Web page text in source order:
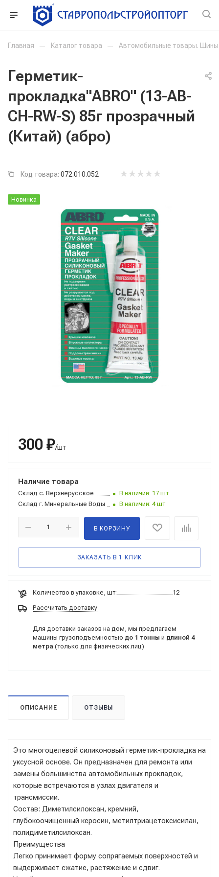
Главная — Каталог товара — Автомобильные товары. Шины
Герметик-
прокладка"ABRO" (13-AB-
CH-RW-S) 85г прозрачный
(Китай) (абро)
Код товара: 072.010.052
Новинка
300 ₽/шт
Наличие товара
Склад с. Верхнерусское
В наличии: 17 шт
Склад г. Минеральные Воды В наличии: 4 шт
В КОРЗИНУ
ЗАКАЗАТЬ В 1 КЛИК
Количество в упаковке, шт: 12
Рассчитать доставку
Для доставки заказов на дом, мы предлагаем
машины грузоподъемностью до 1 тонны и длиной 4
метра (только для физических лиц)
ОПИСАНИЕ ОТЗЫВЫ
Это многоцелевой силиконовый герметик-прокладка на
уксусной основе. Он предназначен для ремонта или
замены большинства автомобильных прокладок,
которые встречаются в узлах двигателя и
трансмиссии.
Состав: Диметилсилоксан, кремний,
глубокоочищенный керосин, метилтриацетоксисилан,
полидиметилсилоксан.
Преимущества
Легко принимает форму сопрягаемых поверхностей и
выдерживает сжатие, растяжение и сдвиг.